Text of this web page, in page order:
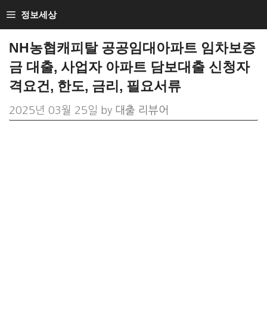
Skip
to
content
정보세상
NH농협캐피탈 공공임대아파트 임차보증
금 대출, 사업자 아파트 담보대출 신청자
격요건, 한도, 금리, 필요서류
2025년 03월 25일 by 대출 리뷰어